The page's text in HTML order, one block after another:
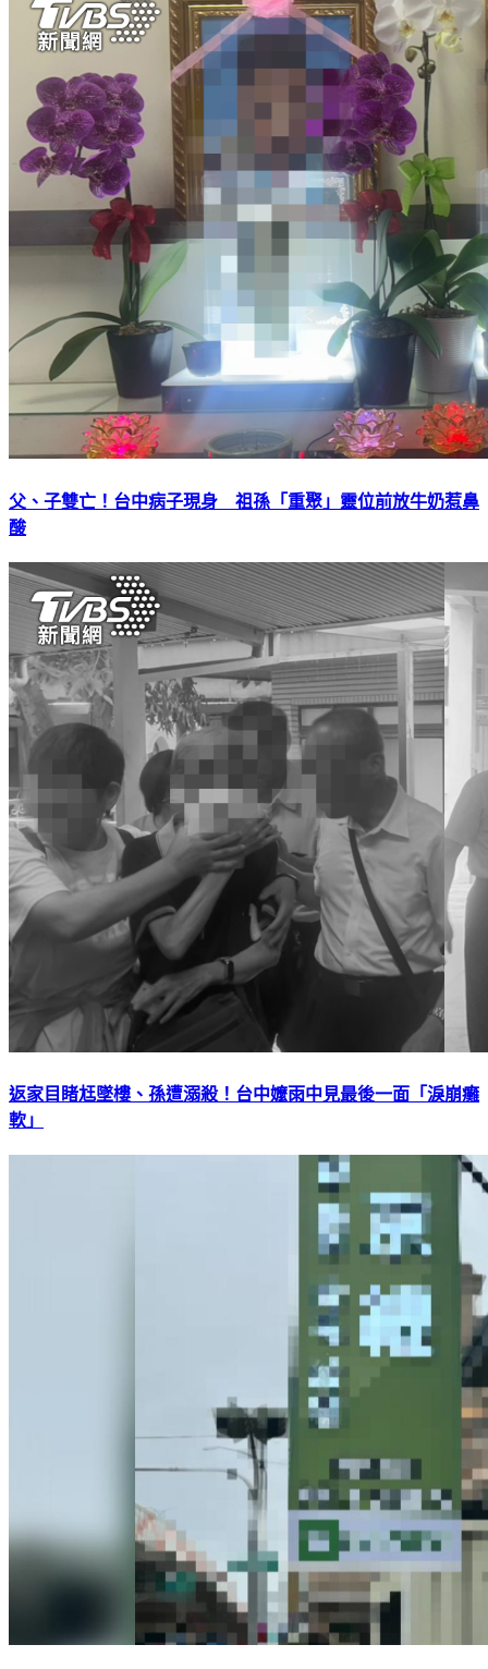
父、子雙亡！台中病子現身 祖孫「重聚」靈位前放牛奶惹鼻
酸
返家目睹尪墜樓、孫遭溺殺！台中嬤雨中見最後一面「淚崩癱
軟」